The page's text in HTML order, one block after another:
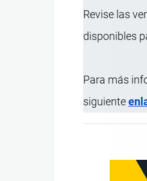
Revise las
disponibles
Para más
siguiente